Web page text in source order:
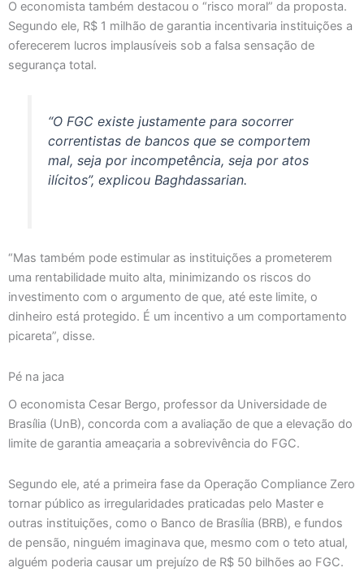
O economista também destacou o “risco moral” da proposta.
Segundo ele, R$ 1 milhão de garantia incentivaria instituições a
oferecerem lucros implausíveis sob a falsa sensação de
segurança total.
“O FGC existe justamente para socorrer
correntistas de bancos que se comportem
mal, seja por incompetência, seja por atos
ilícitos”, explicou Baghdassarian.
“Mas também pode estimular as instituições a prometerem
uma rentabilidade muito alta, minimizando os riscos do
investimento com o argumento de que, até este limite, o
dinheiro está protegido. É um incentivo a um comportamento
picareta”, disse.
Pé na jaca
O economista Cesar Bergo, professor da Universidade de
Brasília (UnB), concorda com a avaliação de que a elevação do
limite de garantia ameaçaria a sobrevivência do FGC.
Segundo ele, até a primeira fase da Operação Compliance Zero
tornar público as irregularidades praticadas pelo Master e
outras instituições, como o Banco de Brasília (BRB), e fundos
de pensão, ninguém imaginava que, mesmo com o teto atual,
alguém poderia causar um prejuízo de R$ 50 bilhões ao FGC.